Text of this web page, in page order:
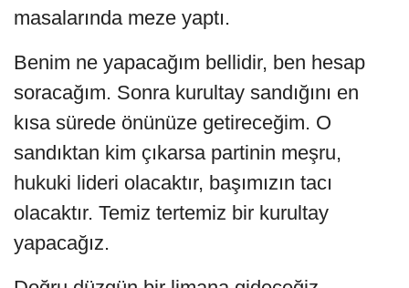
masalarında meze yaptı.
Benim ne yapacağım bellidir, ben hesap
soracağım. Sonra kurultay sandığını en
kısa sürede önünüze getireceğim. O
sandıktan kim çıkarsa partinin meşru,
hukuki lideri olacaktır, başımızın tacı
olacaktır. Temiz tertemiz bir kurultay
yapacağız.